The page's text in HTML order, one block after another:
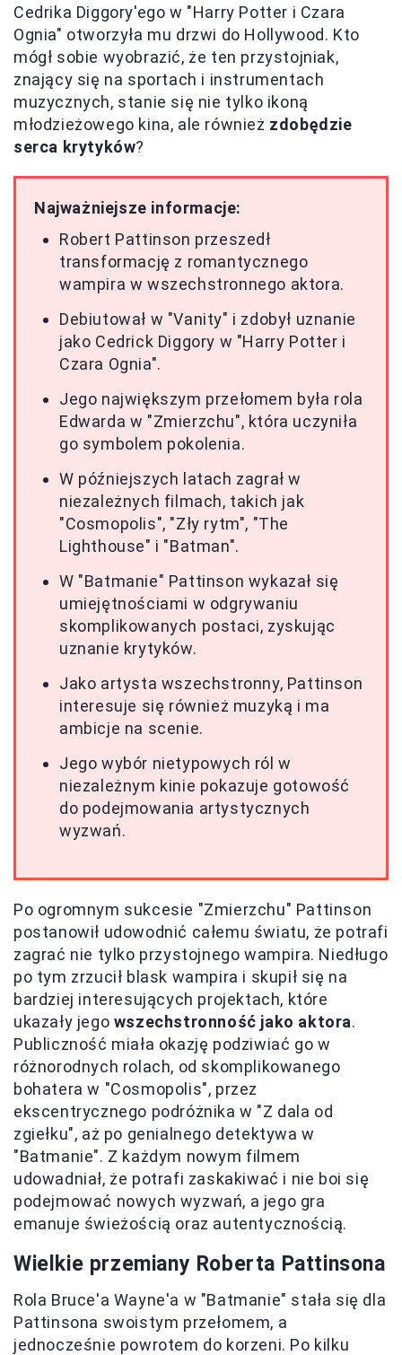
Cedrika Diggory'ego w "Harry Potter i Czara
Ognia" otworzyła mu drzwi do Hollywood. Kto
mógł sobie wyobrazić, że ten przystojniak,
znający się na sportach i instrumentach
muzycznych, stanie się nie tylko ikoną
młodzieżowego kina, ale również zdobędzie
serca krytyków?
Najważniejsze informacje:
Robert Pattinson przeszedł
transformację z romantycznego
wampira w wszechstronnego aktora.
Debiutował w "Vanity" i zdobył uznanie
jako Cedrick Diggory w "Harry Potter i
Czara Ognia".
Jego największym przełomem była rola
Edwarda w "Zmierzchu", która uczyniła
go symbolem pokolenia.
W późniejszych latach zagrał w
niezależnych filmach, takich jak
"Cosmopolis", "Zły rytm", "The
Lighthouse" i "Batman".
W "Batmanie" Pattinson wykazał się
umiejętnościami w odgrywaniu
skomplikowanych postaci, zyskując
uznanie krytyków.
Jako artysta wszechstronny, Pattinson
interesuje się również muzyką i ma
ambicje na scenie.
Jego wybór nietypowych ról w
niezależnym kinie pokazuje gotowość
do podejmowania artystycznych
wyzwań.
Po ogromnym sukcesie "Zmierzchu" Pattinson
postanowił udowodnić całemu światu, że potrafi
zagrać nie tylko przystojnego wampira. Niedługo
po tym zrzucił blask wampira i skupił się na
bardziej interesujących projektach, które
ukazały jego wszechstronność jako aktora.
Publiczność miała okazję podziwiać go w
różnorodnych rolach, od skomplikowanego
bohatera w "Cosmopolis", przez
ekscentrycznego podróżnika w "Z dala od
zgiełku", aż po genialnego detektywa w
"Batmanie". Z każdym nowym filmem
udowadniał, że potrafi zaskakiwać i nie boi się
podejmować nowych wyzwań, a jego gra
emanuje świeżością oraz autentycznością.
Wielkie przemiany Roberta Pattinsona
Rola Bruce'a Wayne'a w "Batmanie" stała się dla
Pattinsona swoistym przełomem, a
jednocześnie powrotem do korzeni. Po kilku